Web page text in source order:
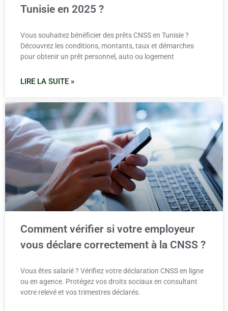
Tunisie en 2025 ?
Vous souhaitez bénéficier des prêts CNSS en Tunisie ?
Découvrez les conditions, montants, taux et démarches
pour obtenir un prêt personnel, auto ou logement
LIRE LA SUITE »
Comment vérifier si votre employeur
vous déclare correctement à la CNSS ?
Vous êtes salarié ? Vérifiez votre déclaration CNSS en ligne
ou en agence. Protégez vos droits sociaux en consultant
votre relevé et vos trimestres déclarés.